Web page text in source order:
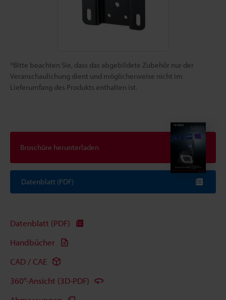
*Bitte beachten Sie, dass das abgebildete Zubehör nur der
Veranschaulichung dient und möglicherweise nicht im
Lieferumfang des Produkts enthalten ist.
Broschüre herunterladen
Datenblatt (PDF)
Datenblatt (PDF)
Handbücher
CAD / CAE
360°-Ansicht (3D-PDF)